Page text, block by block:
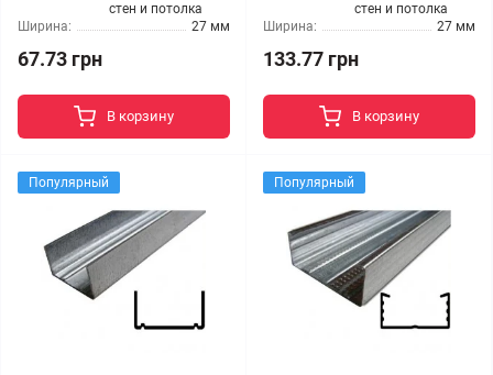
стен и потолка
Ширина:
27 мм
67.73 грн
В корзину
стен и потолка
Ширина:
27 мм
133.77 грн
В корзину
Популярный Популярный